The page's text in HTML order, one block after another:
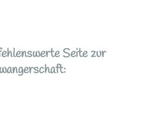
Seite zur